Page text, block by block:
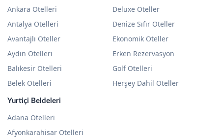
Ankara Otelleri
Antalya Otelleri
Avantajlı Oteller
Aydın Otelleri
Balıkesir Otelleri
Belek Otelleri
Deluxe Oteller
Denize Sıfır Oteller
Ekonomik Oteller
Erken Rezervasyon
Golf Otelleri
Herşey Dahil Oteller
Yurtiçi Beldeleri
Adana Otelleri
Afyonkarahisar Otelleri